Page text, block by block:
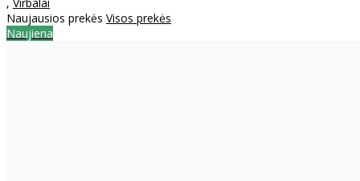
Naujausios prekės Visos prekės
Naujiena